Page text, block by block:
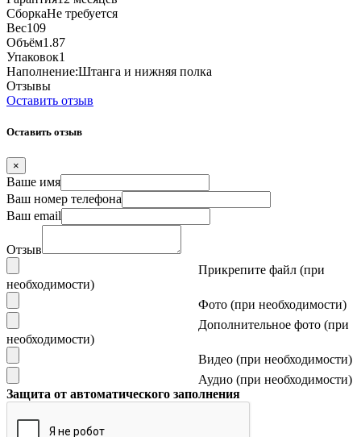
СборкаНе требуется
Вес109
Объём1.87
Упаковок1
Наполнение:Штанга и нижняя полка
Отзывы
Оставить отзыв
Оставить отзыв
×
Ваше имя
Ваш номер телефона
Ваш email
Отзыв
Прикрепите файл (при
необходимости)
Фото (при необходимости)
Дополнительное фото (при
необходимости)
Видео (при необходимости)
Аудио (при необходимости)
Защита от автоматического заполнения